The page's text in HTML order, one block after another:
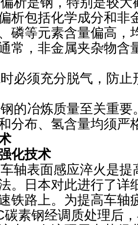
析包括化学成分和非
磷等元素含量偏高，
常，非金属夹杂物含
必须充分脱气，防止
的冶炼质量至关重要
分布、氢含量均须严
化技术
轴表面感应淬火是提
。日本对此进行了详
铁路上。为提高车轴
碳素钢经调质处理后